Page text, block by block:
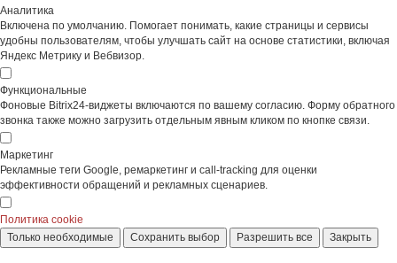
Аналитика
Включена по умолчанию. Помогает понимать, какие страницы и сервисы
удобны пользователям, чтобы улучшать сайт на основе статистики, включая
Яндекс Метрику и Вебвизор.
Функциональные
Фоновые Bitrix24-виджеты включаются по вашему согласию. Форму обратного
звонка также можно загрузить отдельным явным кликом по кнопке связи.
Маркетинг
Рекламные теги Google, ремаркетинг и call-tracking для оценки
эффективности обращений и рекламных сценариев.
Политика cookie
Только необходимые
Сохранить выбор Разрешить все Закрыть